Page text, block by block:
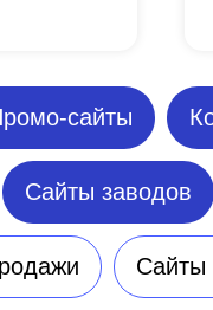
сайты
Сайты заводов
Сайты